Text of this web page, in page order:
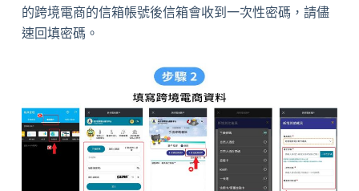
的跨境電商的信箱帳號後信箱會收到一次性密碼，請儘
速回填密碼。